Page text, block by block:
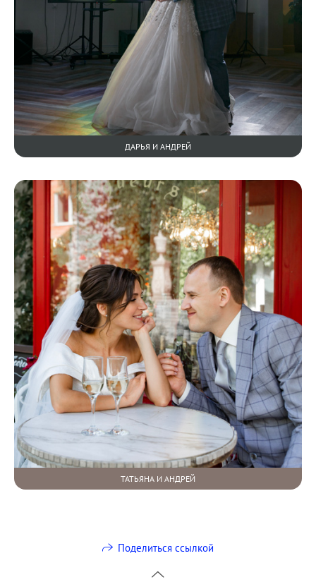
ДАРЬЯ И АНДРЕЙ
ТАТЬЯНА И АНДРЕЙ
Поделиться ссылкой